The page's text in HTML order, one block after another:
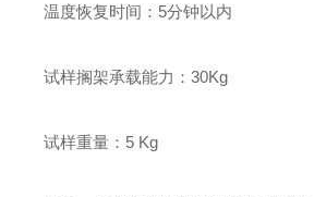
温度恢复时间：5分钟以内
试样搁架承载能力：30Kg
试样重量：5 Kg